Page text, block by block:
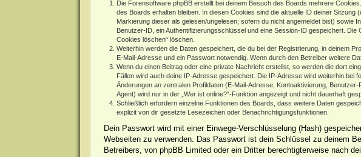
Die Forensoftware phpBB erstellt bei deinem Besuch des Boards mehrere
des Boards erhalten bleiben. In diesen Cookies sind die aktuelle ID deiner
Markierung dieser als gelesen/ungelesen; sofern du nicht angemeldet bist) sowie
Benutzer-ID, ein Authentifizierungsschlüssel und eine Session-ID gespeichert.
Cookies löschen“ löschen.
Weiterhin werden die Daten gespeichert, die du bei der Registrierung, in deinem
E-Mail-Adresse und ein Passwort notwendig. Wenn durch den Betreiber weitere
Wenn du einen Beitrag oder eine private Nachricht erstellst, so werden die dort
Fällen wird auch deine IP-Adresse gespeichert. Die IP-Adresse wird weiterhin bei
Änderungen an zentralen Profildaten (E-Mail-Adresse, Kontoaktivierung,
Agent) wird nur in der „Wer ist online?“-Funktion angezeigt und nicht dauerhaft
Schließlich erfordern einzelne Funktionen des Boards, dass weitere Daten
explizit von dir gesetzte Lesezeichen oder Benachrichtigungsfunktionen.
Dein Passwort wird mit einer Einwege-Verschlüsselung (Hash)
Webseiten zu verwenden. Das Passwort ist dein Schlüssel zu deinem
Betreibers, von phpBB Limited oder ein Dritter berechtigterweise nach